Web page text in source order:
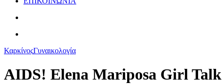
ΚαρκίνοςΓυναικολογία
AIDS! Elena Mariposa Girl